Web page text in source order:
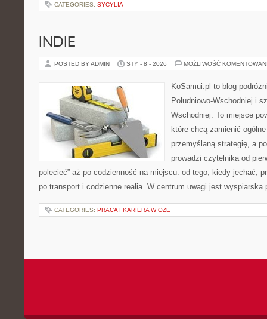
CATEGORIES: SYCYLIA
INDIE
POSTED BY ADMIN STY - 8 - 2026 MOŻLIWOŚĆ
KoSamui.pl to blog
Południowo-Wschodniej i
Wschodniej. To miejsce
które chcą zamienić
przemyślaną strategię, a
prowadzi czytelnika od
polecieć” aż po codzienność na miejscu: od tego, kiedy jechać,
po transport i codzienne realia. W centrum uwagi jest wyspiarska
CATEGORIES: PRACA I KARIERA W OZE